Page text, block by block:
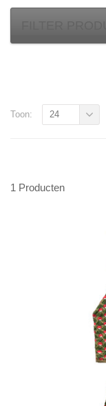
Toon: 24
1 Producten